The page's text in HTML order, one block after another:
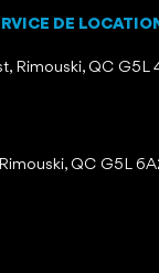
DE
Rimouski, QC G5L
QC G5L